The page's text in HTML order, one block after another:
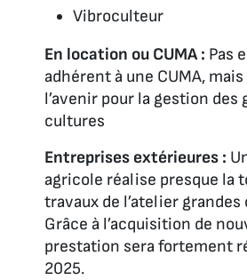
Vibroculteur
En location ou CUMA : Pas
adhérent à une CUMA,
l’avenir pour la gestion des
cultures
Entreprises extérieures :
agricole réalise presque la
travaux de l’atelier
Grâce à l’acquisition de
prestation sera fortement
2025.